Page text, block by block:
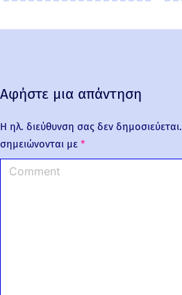
Αφήστε μια απάντηση
Η ηλ. διεύθυνση σας δεν δημοσιεύεται.
σημειώνονται με *